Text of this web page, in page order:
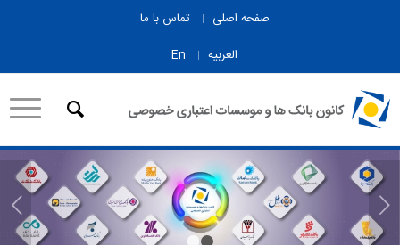
صفحه اصلی
تماس با ما
العربیه
En
قبلی